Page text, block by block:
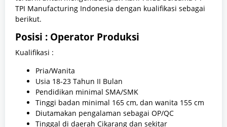
TPI Manufacturing Indonesia dengan kualifikasi sebagai
berikut.
Posisi : Operator Produksi
Kualifikasi :
Pria/Wanita
Usia 18-23 Tahun II Bulan
Pendidikan minimal SMA/SMK
Tinggi badan minimal 165 cm, dan wanita 155 cm
Diutamakan pengalaman sebagai OP/QC
Tinggal di daerah Cikarang dan sekitar